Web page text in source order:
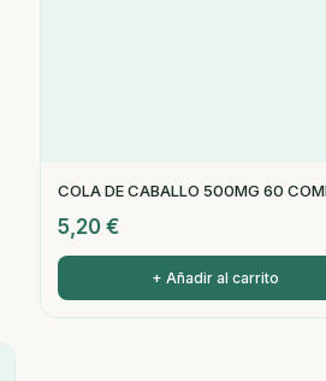
COLA DE CABALLO 500MG 60
5,20 €
+ Añadir al carrito